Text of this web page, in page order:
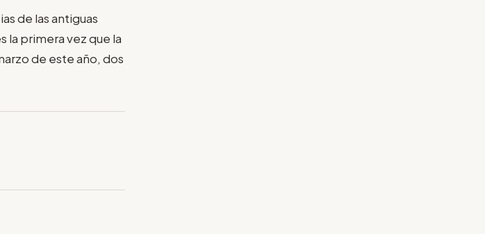
de las antiguas
la primera vez que la
de este año, dos